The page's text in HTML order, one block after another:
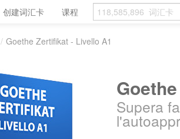
创建词汇卡 课程
/ Goethe Zertifikat - Livello A1
Supera